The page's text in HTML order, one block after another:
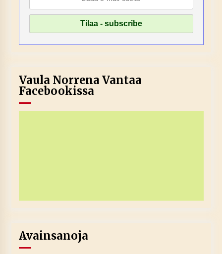
Vaula Norrena Vantaa
Facebookissa
Avainsanoja